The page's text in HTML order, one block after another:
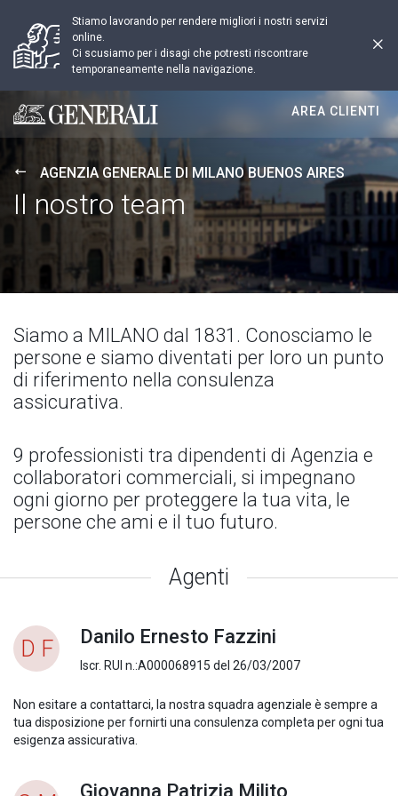
Stiamo lavorando per rendere migliori i nostri servizi
online.
Ci scusiamo per i disagi che potresti riscontrare
temporaneamente nella navigazione.
Generali logo
AREA CLIENTI
AGENZIA GENERALE DI MILANO BUENOS AIRES
Il nostro team
Siamo a MILANO dal 1831. Conosciamo le
persone e siamo diventati per loro un punto
di riferimento nella consulenza
assicurativa.
9 professionisti tra dipendenti di Agenzia e
collaboratori commerciali, si impegnano
ogni giorno per proteggere la tua vita, le
persone che ami e il tuo futuro.
Agenti
D F Danilo Ernesto Fazzini
Iscr. RUI n.:A000068915 del 26/03/2007
Non esitare a contattarci, la nostra squadra agenziale è sempre a
tua disposizione per fornirti una consulenza completa per ogni tua
esigenza assicurativa.
Giovanna Patrizia Milito